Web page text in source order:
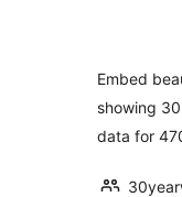
Embed
showing
data for